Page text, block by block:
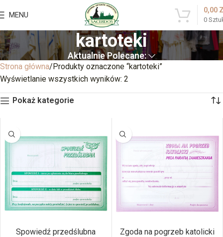
MENU
0
0,00
kartoteki
Aktualnie Polecane:
Strona główna Produkty oznaczone “kartoteki”
Wyświetlanie wszystkich wyników: 2
Pokaż kategorie
Spowiedź przedślubna
Zgoda na pogrzeb katolicki